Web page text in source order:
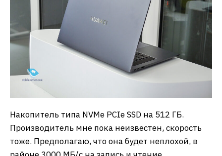
Накопитель типа NVMe PCIe SSD на 512 ГБ.
Производитель мне пока неизвестен, скорость
тоже. Предполагаю, что она будет неплохой, в